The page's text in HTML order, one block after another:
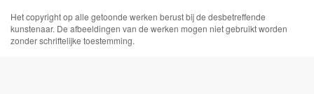
Het copyright op alle getoonde werken berust bij de desbetreffende
kunstenaar. De afbeeldingen van de werken mogen niet gebruikt worden
zonder schriftelijke toestemming.